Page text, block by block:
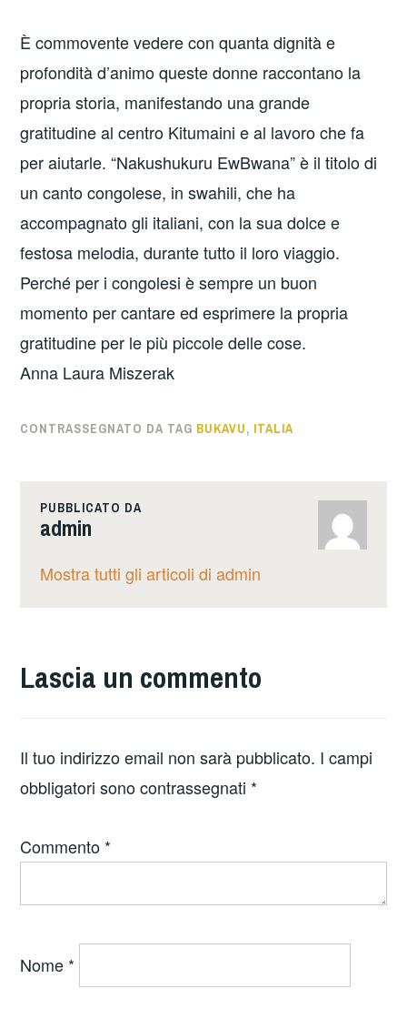
È commovente vedere con quanta dignità e
profondità d’animo queste donne raccontano la
propria storia, manifestando una grande
gratitudine al centro Kitumaini e al lavoro che fa
per aiutarle. “Nakushukuru EwBwana” è il titolo di
un canto congolese, in swahili, che ha
accompagnato gli italiani, con la sua dolce e
festosa melodia, durante tutto il loro viaggio.
Perché per i congolesi è sempre un buon
momento per cantare ed esprimere la propria
gratitudine per le più piccole delle cose.
Anna Laura Miszerak
CONTRASSEGNATO DA TAG BUKAVU, ITALIA
PUBBLICATO DA
admin
Mostra tutti gli articoli di admin
Lascia un commento
Il tuo indirizzo email non sarà pubblicato. I campi
obbligatori sono contrassegnati *
Commento *
Nome *